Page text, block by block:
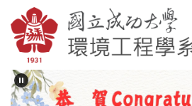
到
主
內
容
區